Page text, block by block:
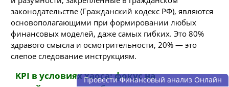
законодательстве (Гражданский кодекс РФ), являются
основополагающими при формировании любых
финансовых моделей, даже самых гибких. Это 80%
здравого смысла и осмотрительности, 20% — это
слепое следование инструкциям.
KPI в условиях хаоса: фокус на
Провести Финансовый анализ Онлайн